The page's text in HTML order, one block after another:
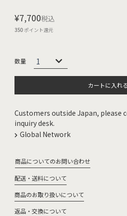
¥7,700税込
350ポイント還元
カートに入れる
Customers outside Japan, please
inquiry desk.
Global Network
商品についてのお問い合わせ
配送・送料について
商品のお取り扱いについて
返品・交換について